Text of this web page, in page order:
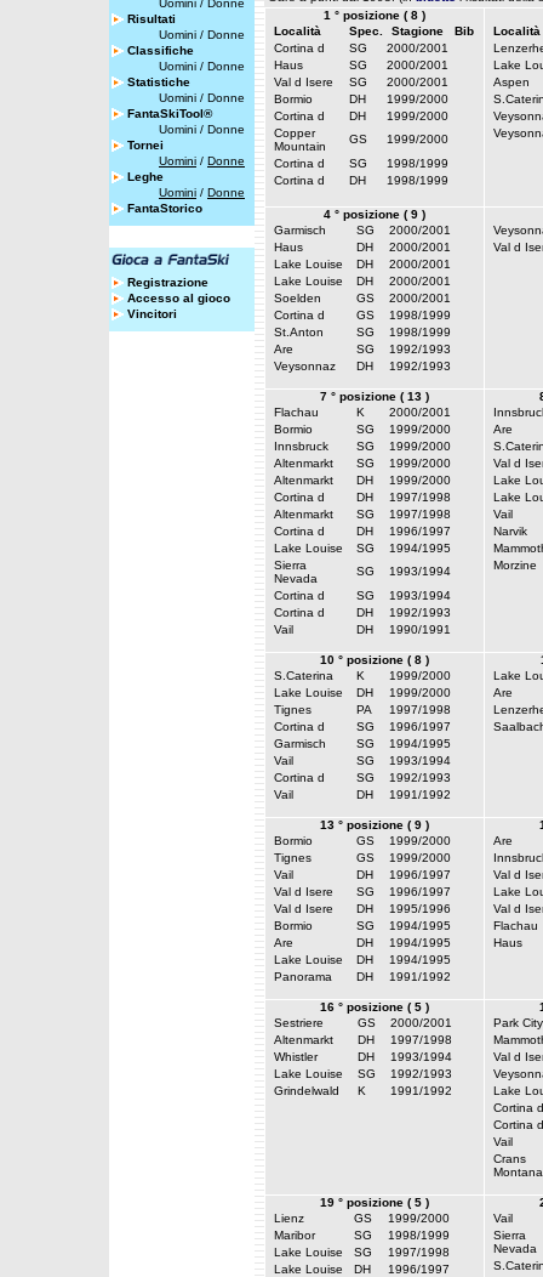
Uomini / Donne
Risultati
Uomini / Donne
Classifiche
Uomini / Donne
Statistiche
Uomini / Donne
FantaSkiTool®
Uomini / Donne
Tornei
Uomini / Donne
Leghe
Uomini / Donne
FantaStorico
Registrazione
Accesso al gioco
Vincitori
1 ° posizione ( 8 )
Località
Spec. Stagione
Bib
Cortina d
SG
2000/2001
Haus
SG
2000/2001
Val d Isere
SG
2000/2001
Bormio
DH
1999/2000
Cortina d
DH
1999/2000
Copper
Mountain
GS
1999/2000
Cortina d
SG
1998/1999
Cortina d
DH 1998/1999
Località
Lake
Aspen
4 ° posizione ( 9 )
Garmisch
SG
2000/2001
Haus
DH
2000/2001
Lake Louise
DH
2000/2001
Lake Louise
DH
2000/2001
Soelden
GS
2000/2001
Cortina d
GS
1998/1999
St.Anton
SG
1998/1999
Are
SG
1992/1993
Veysonnaz
DH 1992/1993
Val d
7 ° posizione ( 13 )
Flachau
K
2000/2001
Bormio
SG
1999/2000
Innsbruck
SG
1999/2000
Altenmarkt
SG
1999/2000
Altenmarkt
DH
1999/2000
Cortina d
DH
1997/1998
Altenmarkt
SG
1997/1998
Cortina d
DH
1996/1997
Lake Louise
SG
1994/1995
Sierra
Nevada
SG
1993/1994
Cortina d
SG
1993/1994
Cortina d
DH
1992/1993
Vail
DH 1990/1991
Are
Val d
Lake
Lake
Vail
Narvik
Morzine
10 ° posizione ( 8 )
S.Caterina
K
1999/2000
Lake Louise
DH
1999/2000
Tignes
PA
1997/1998
Cortina d
SG
1996/1997
Garmisch
SG
1994/1995
Vail
SG
1993/1994
Cortina d
SG
1992/1993
Vail
DH 1991/1992
Lake
Are
13 ° posizione ( 9 )
Bormio
GS
1999/2000
Tignes
GS
1999/2000
Vail
DH
1996/1997
Val d Isere
SG
1996/1997
Val d Isere
DH
1995/1996
Bormio
SG
1994/1995
Are
DH
1994/1995
Lake Louise
DH
1994/1995
Panorama
DH 1991/1992
Are
Val d
Lake
Val d
Flachau
Haus
16 ° posizione ( 5 )
Sestriere
GS
2000/2001
Altenmarkt
DH
1997/1998
Whistler
DH
1993/1994
Lake Louise
SG
1992/1993
Grindelwald
K 1991/1992
Park City
Val d
Lake
Cortina d
Cortina d
Vail
Crans
Montana
19 ° posizione ( 5 )
Lienz
GS
1999/2000
Maribor
SG
1998/1999
Lake Louise
SG
1997/1998
Lake Louise
DH
1996/1997
Vail
Sierra
Nevada